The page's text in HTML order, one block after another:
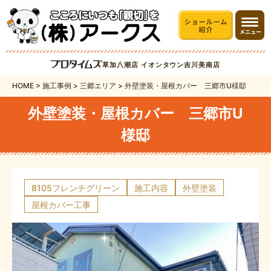
草加八潮店 イオンタウン吉川美南店
HOME > 施工事例 > 三郷エリア > 外壁塗装・屋根カバー 三郷市U様邸
外壁塗装・屋根カバー 三郷市U
様邸
8105フレンチグリーン 施工内容
外壁塗装
屋根カバー工事